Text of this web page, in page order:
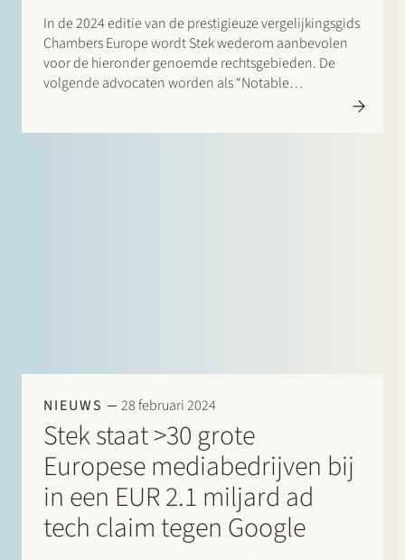
In de 2024 editie van de prestigieuze vergelijkingsgids
Chambers Europe wordt Stek wederom aanbevolen
voor de hieronder genoemde rechtsgebieden. De
volgende advocaten worden als “Notable
Practitioners” aangeduid: Banking & Finance: Sharon
NIEUWS 28 februari 2024
Stek staat >30 grote
Europese mediabedrijven bij
in een EUR 2.1 miljard ad
tech claim tegen Google